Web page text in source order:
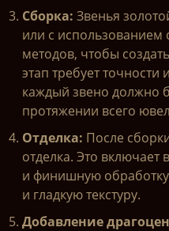
Сборка: Звенья
или с использованием
методов, чтобы
этап требует точности
каждый звено должно
протяжении всего
Отделка: После
отделка. Это
и финишную
и гладкую текстуру.
Добавление